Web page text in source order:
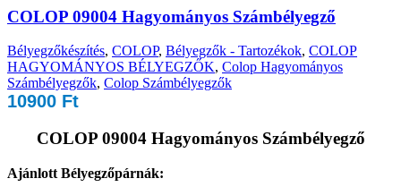
COLOP 09004 Hagyományos Számbélyegző
Bélyegzőkészítés, COLOP, Bélyegzők - Tartozékok, COLOP
HAGYOMÁNYOS BÉLYEGZŐK, Colop Hagyományos
Számbélyegzők, Colop Számbélyegzők
10900 Ft
COLOP 09004 Hagyományos Számbélyegző
Ajánlott Bélyegzőpárnák: